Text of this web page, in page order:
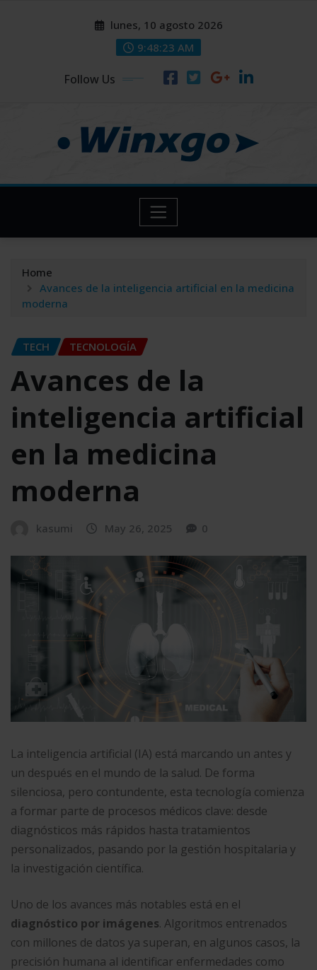
lunes, 10 agosto 2026
9:48:24 AM
Follow Us
Home
Avances de la inteligencia artificial en la medicina
moderna
TECH TECNOLOGÍA
Avances de la
inteligencia artificial
en la medicina
moderna
kasumi May 26, 2025 0
La inteligencia artificial (IA) está marcando un antes y
un después en el mundo de la salud. De forma
silenciosa, pero contundente, esta tecnología comienza
a formar parte de procesos médicos clave: desde
diagnósticos más rápidos hasta tratamientos
personalizados, pasando por la gestión hospitalaria y
la investigación científica.
Uno de los avances más notables está en el
diagnóstico por imágenes. Algoritmos entrenados
con millones de datos ya superan, en algunos casos, la
precisión humana al identificar enfermedades como